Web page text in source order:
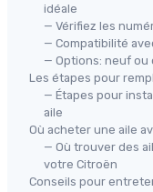
Citroen
et des
C3
＋
＋
＋
idéale
— Vérifiez les
— Compatibilité
— Options: neuf ou
Les étapes pour
— Étapes pour
aile
Où acheter une aile
— Où trouver des
votre Citroën
Conseils pour